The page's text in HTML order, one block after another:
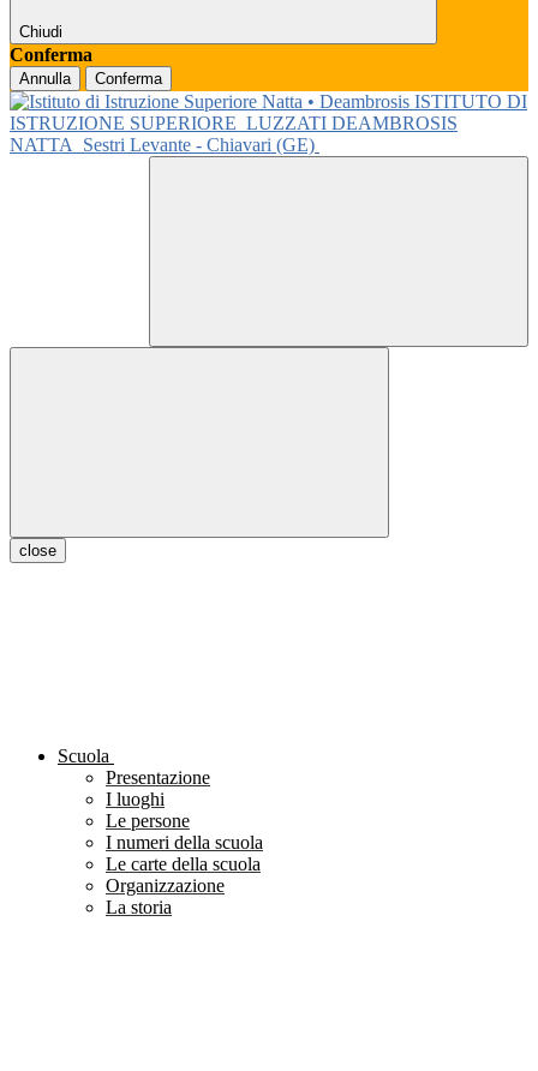
Chiudi
Conferma
Annulla Conferma
ISTITUTO DI
ISTRUZIONE SUPERIORE LUZZATI DEAMBROSIS
NATTA
Sestri Levante - Chiavari (GE)
close
Scuola
Presentazione
I luoghi
Le persone
I numeri della scuola
Le carte della scuola
Organizzazione
La storia